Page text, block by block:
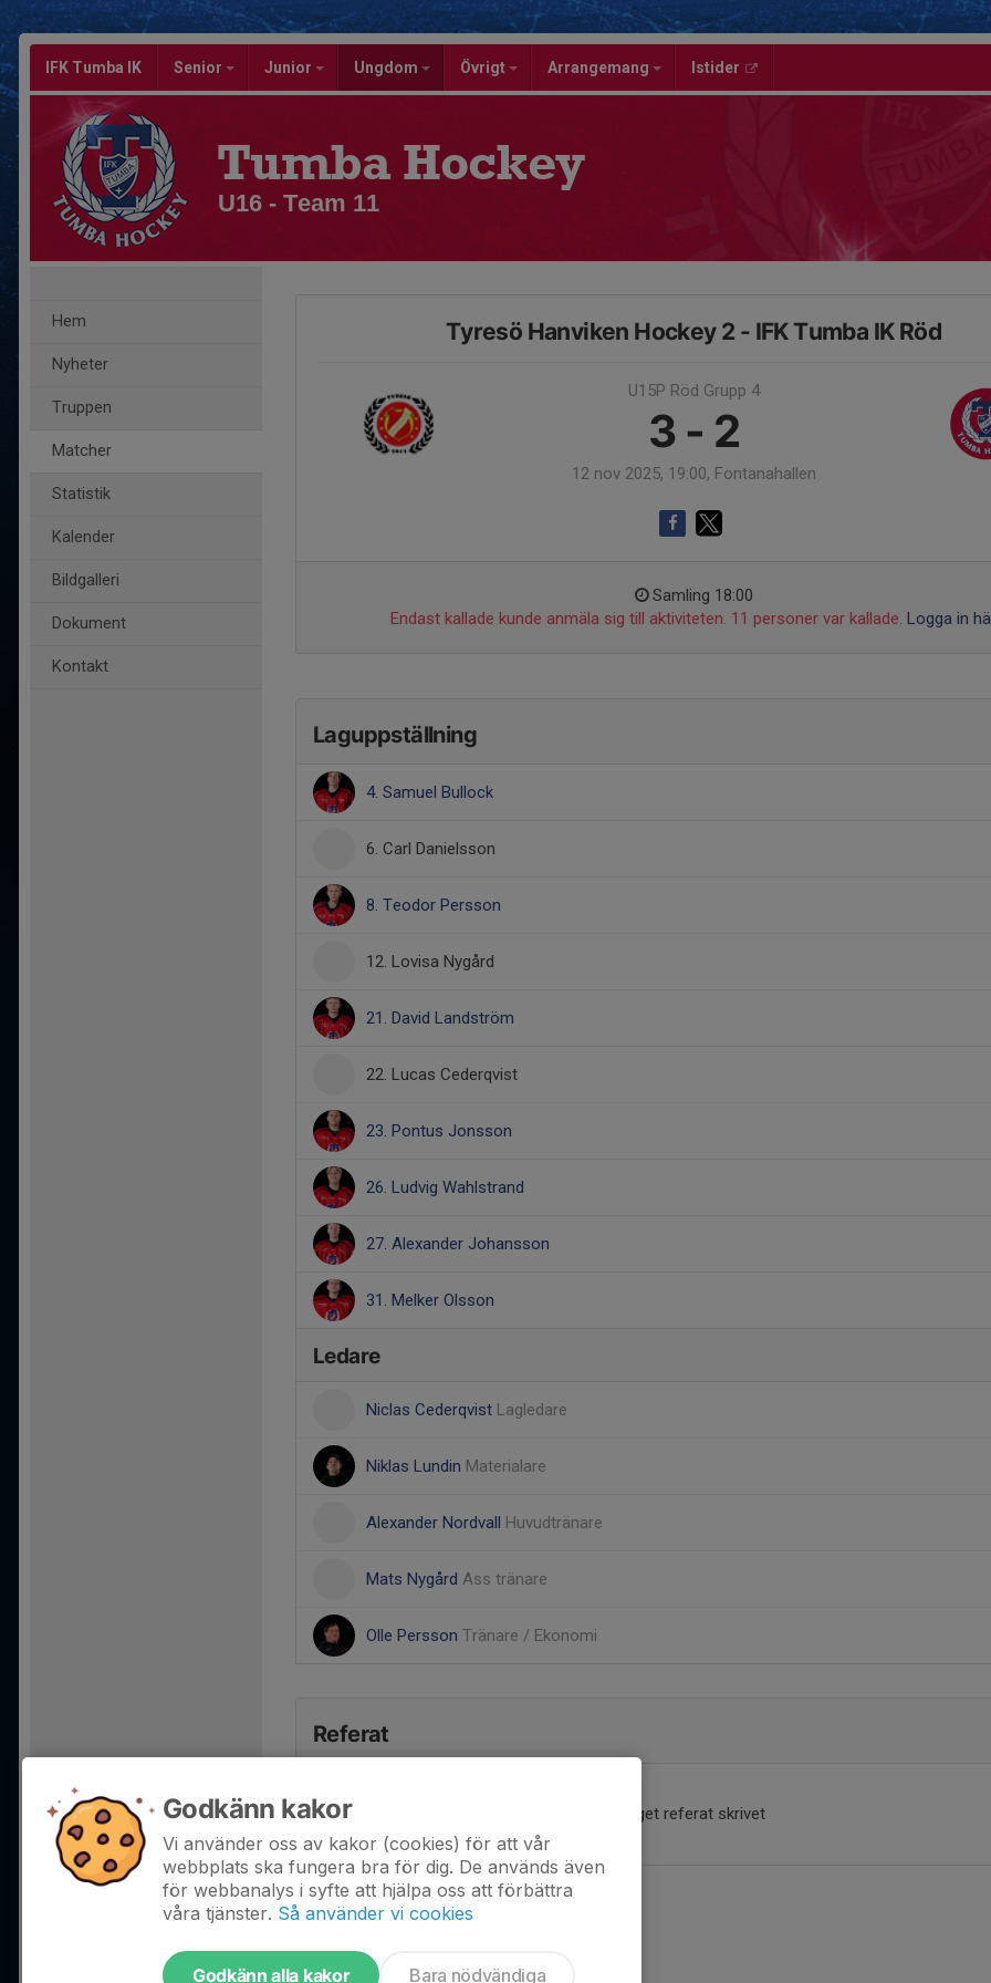
IFK Tumba IK Senior Junior Ungdom Övrigt Arrangemang Istider
Tumba Hockey
U16 - Team 11
Hem
Nyheter
Truppen
Matcher
Statistik
Kalender
Bildgalleri
Dokument
Kontakt
Tyresö Hanviken Hockey 2 - IFK Tumba IK Röd
U15P Röd Grupp 4
3 - 2
12 nov 2025, 19:00, Fontanahallen
Samling 18:00
Endast kallade kunde anmäla sig till aktiviteten. 11 personer var kallade. Logga in
Laguppställning
4. Samuel Bullock
6. Carl Danielsson
8. Teodor Persson
12. Lovisa Nygård
21. David Landström
22. Lucas Cederqvist
23. Pontus Jonsson
26. Ludvig Wahlstrand
27. Alexander Johansson
31. Melker Olsson
Ledare
Niclas Cederqvist Lagledare
Niklas Lundin Materialare
Alexander Nordvall Huvudtränare
Mats Nygård Ass tränare
Olle Persson Tränare / Ekonomi
Referat
Inget referat skrivet
Godkänn kakor
Vi använder oss av kakor (cookies) för att vår
webbplats ska fungera bra för dig. De används även
för webbanalys i syfte att hjälpa oss att förbättra
våra tjänster. Så använder vi cookies
Godkänn alla kakor Bara nödvändiga